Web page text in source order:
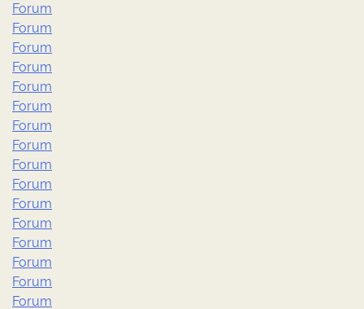
Forum
Forum
Forum
Forum
Forum
Forum
Forum
Forum
Forum
Forum
Forum
Forum
Forum
Forum
Forum
Forum